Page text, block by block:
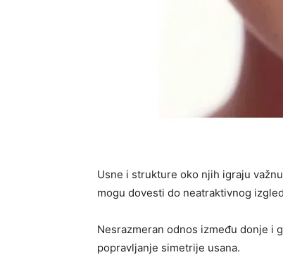
Usne i strukture oko njih igraju
mogu dovesti do neatraktivnog
Nesrazmeran odnos između donje i
popravljanje simetrije usana.